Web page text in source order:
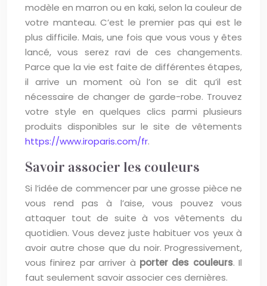
modèle en marron ou en kaki, selon la couleur de
votre manteau. C’est le premier pas qui est le
plus difficile. Mais, une fois que vous vous y êtes
lancé, vous serez ravi de ces changements.
Parce que la vie est faite de différentes étapes,
il arrive un moment où l’on se dit qu’il est
nécessaire de changer de garde-robe. Trouvez
votre style en quelques clics parmi plusieurs
produits disponibles sur le site de vêtements
https://www.iroparis.com/fr.
Savoir associer les couleurs
Si l’idée de commencer par une grosse pièce ne
vous rend pas à l’aise, vous pouvez vous
attaquer tout de suite à vos vêtements du
quotidien. Vous devez juste habituer vos yeux à
avoir autre chose que du noir. Progressivement,
vous finirez par arriver à porter des couleurs. Il
faut seulement savoir associer ces dernières.